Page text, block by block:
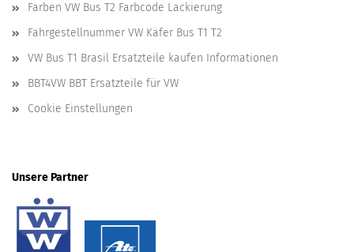
Farben VW Bus T2 Farbcode Lackierung
Fahrgestellnummer VW Käfer Bus T1 T2
VW Bus T1 Brasil Ersatzteile kaufen Informationen
BBT4VW BBT Ersatzteile für VW
Cookie Einstellungen
Unsere Partner